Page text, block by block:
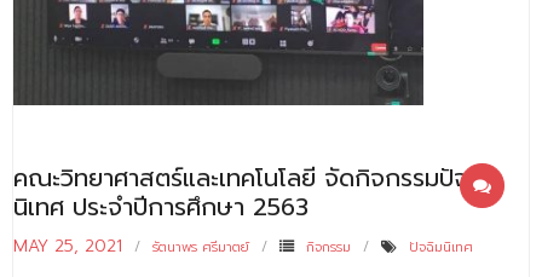
- - บุคลากรสนับสนุน
- - วิทยาการคอมพิวเตอร์
- - วิทยาศาสตร์เครื่องสำอาง
คณะวิทยาศาสตร์และเทคโนโลยี จัดกิจกรรมปัจฉิม
นิเทศ ประจำปีการศึกษา 2563
MAY 25, 2021 รัตนาพร ศรีมาตย์ กิจกรรม ปัจฉิมนิเทศ